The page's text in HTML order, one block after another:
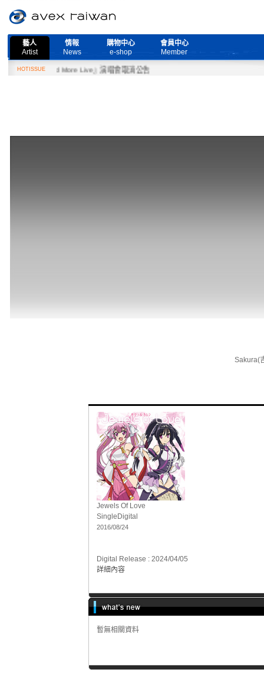
藝人
Artist
情報
News
購物中心
e-shop
會員中心
Member
HOTISSUE
Need More Live』演唱會取消公告
Sakura(
Jewels Of Love
Single Digital
2016/08/24
Digital Release : 2024/04/05
詳細內容
暫無相關資料